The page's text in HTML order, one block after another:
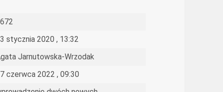
stycznia 2020 , 13:32
Jarnutowska-Wrzodak
czerwca 2022 , 09:30